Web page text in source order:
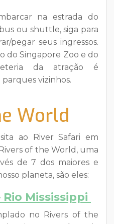
na estrada do
ou shuttle, siga para
pegar seus ingressos.
do Singapore Zoo e do
da atração é
vizinhos.
World
ao River Safari em
of the World, uma
de 7 dos maiores e
planeta, são eles:
Rio Mississippi
no Rivers of the